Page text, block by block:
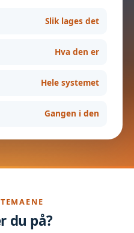
Slik lages det
Hva den er
Hele systemet
Gangen i den
du på?